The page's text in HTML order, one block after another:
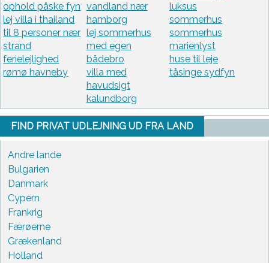
ophold påske fyn
lej villa i thailand
til 8 personer nær
strand
ferielejlighed
rømø havneby
vandland nær
hamborg
lej sommerhus
med egen
bådebro
villa med
havudsigt
kalundborg
luksus
sommerhus
sommerhus
marienlyst
huse til leje
tåsinge sydfyn
FIND PRIVAT UDLEJNING UD FRA LAND
Andre lande
Bulgarien
Danmark
Cypern
Frankrig
Færøerne
Grækenland
Holland